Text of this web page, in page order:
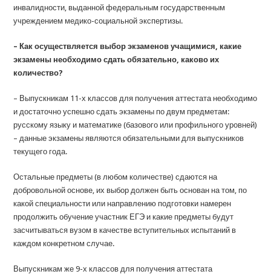
инвалидности, выданной федеральным государственным
учреждением медико-социальной экспертизы.
– Как осуществляется выбор экзаменов учащимися, какие
экзамены необходимо сдать обязательно, каково их
количество?
– Выпускникам 11-х классов для получения аттестата необходимо
и достаточно успешно сдать экзамены по двум предметам:
русскому языку и математике (базового или профильного уровней)
– данные экзамены являются обязательными для выпускников
текущего года.
Остальные предметы (в любом количестве) сдаются на
добровольной основе, их выбор должен быть основан на том, по
какой специальности или направлению подготовки намерен
продолжить обучение участник ЕГЭ и какие предметы будут
засчитываться вузом в качестве вступительных испытаний в
каждом конкретном случае.
Выпускникам же 9-х классов для получения аттестата